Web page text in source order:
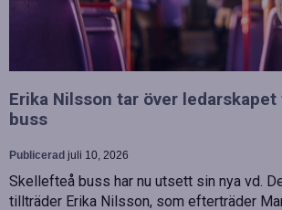
Erika Nilsson tar över
buss
Publicerad juli 10, 2026
Skellefteå buss har nu utsett sin nya vd.
tillträder Erika Nilsson, som efterträder